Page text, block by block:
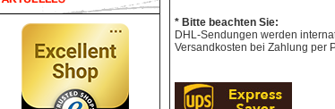
* Bitte beachten Sie:
DHL-Sendungen werden
Versandkosten bei Zahlung per